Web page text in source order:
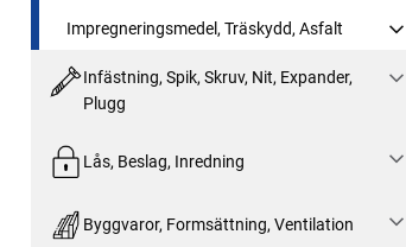
Impregneringsmedel, Träskydd, Asfalt
Infästning, Spik, Skruv, Nit, Expander,
Plugg
Lås, Beslag, Inredning
Byggvaror, Formsättning, Ventilation